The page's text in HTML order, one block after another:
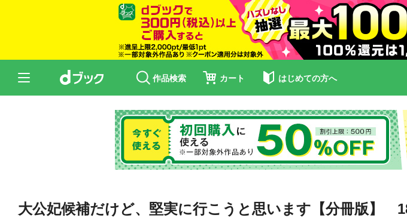
作品検索 カート はじめての方へ
大公妃候補だけど、堅実に行こうと思います【分冊版】